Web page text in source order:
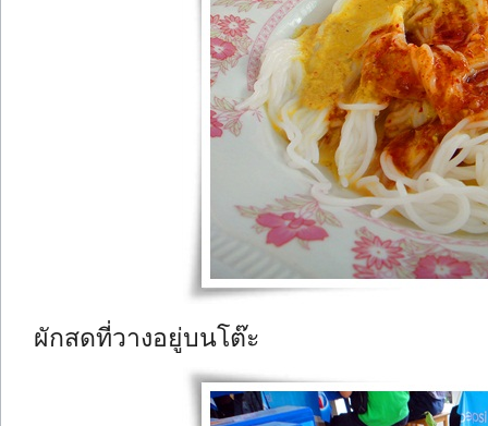
ผักสดที่วางอยู่บนโต๊ะ